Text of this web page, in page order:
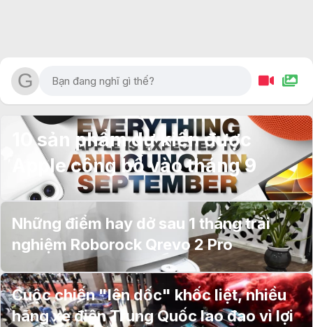
10 sản phẩm dự kiến được
Apple công bố vào tháng 9
Những điểm hay dở sau 1 tháng trải
nghiệm Roborock Qrevo 2 Pro
Cuộc chiến "lên dốc" khốc liệt, nhiều
hãng xe điện Trung Quốc lao đao vì lợi